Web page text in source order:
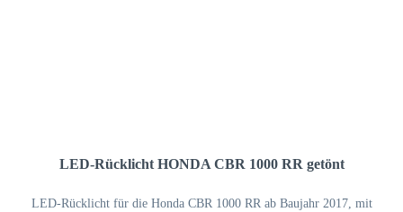
LED-Rücklicht HONDA CBR 1000 RR getönt
LED-Rücklicht für die Honda CBR 1000 RR ab Baujahr 2017, mit